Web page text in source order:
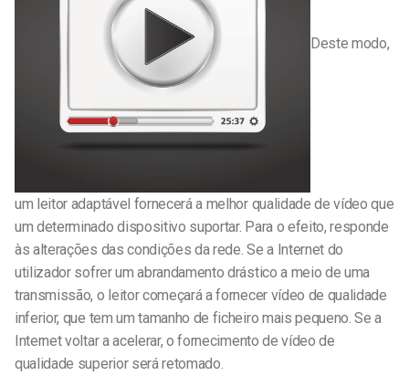
Deste modo,
um leitor adaptável fornecerá a melhor qualidade de vídeo que
um determinado dispositivo suportar. Para o efeito, responde
às alterações das condições da rede. Se a Internet do
utilizador sofrer um abrandamento drástico a meio de uma
transmissão, o leitor começará a fornecer vídeo de qualidade
inferior, que tem um tamanho de ficheiro mais pequeno. Se a
Internet voltar a acelerar, o fornecimento de vídeo de
qualidade superior será retomado.